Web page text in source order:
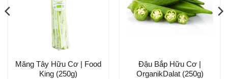
Măng Tây Hữu Cơ | Food
King (250g)
Đậu Bắp Hữu Cơ |
OrganikDalat (250g)